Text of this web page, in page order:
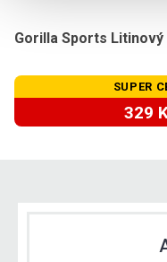
Gorilla Sports
SUPER
329